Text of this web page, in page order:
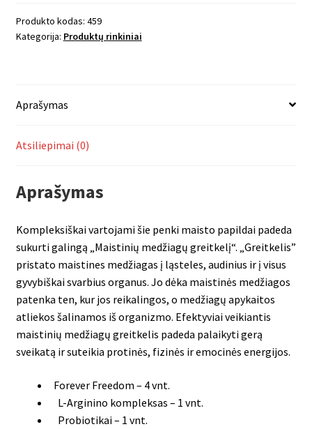
Produkto kodas: 459
Kategorija: Produktų rinkiniai
Aprašymas
Atsiliepimai (0)
Aprašymas
Kompleksiškai vartojami šie penki maisto papildai padeda
sukurti galingą „Maistinių medžiagų greitkelį“. „Greitkelis”
pristato maistines medžiagas į ląsteles, audinius ir į visus
gyvybiškai svarbius organus. Jo dėka maistinės medžiagos
patenka ten, kur jos reikalingos, o medžiagų apykaitos
atliekos šalinamos iš organizmo. Efektyviai veikiantis
maistinių medžiagų greitkelis padeda palaikyti gerą
sveikatą ir suteikia protinės, fizinės ir emocinės energijos.
Forever Freedom – 4 vnt.
L-Arginino kompleksas – 1 vnt.
Probiotikai – 1 vnt.